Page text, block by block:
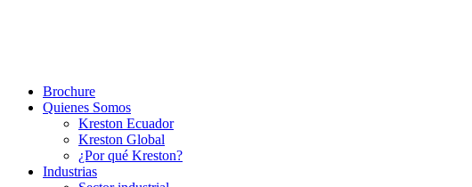
Brochure
Quienes Somos
Kreston Ecuador
Kreston Global
¿Por qué Kreston?
Industrias